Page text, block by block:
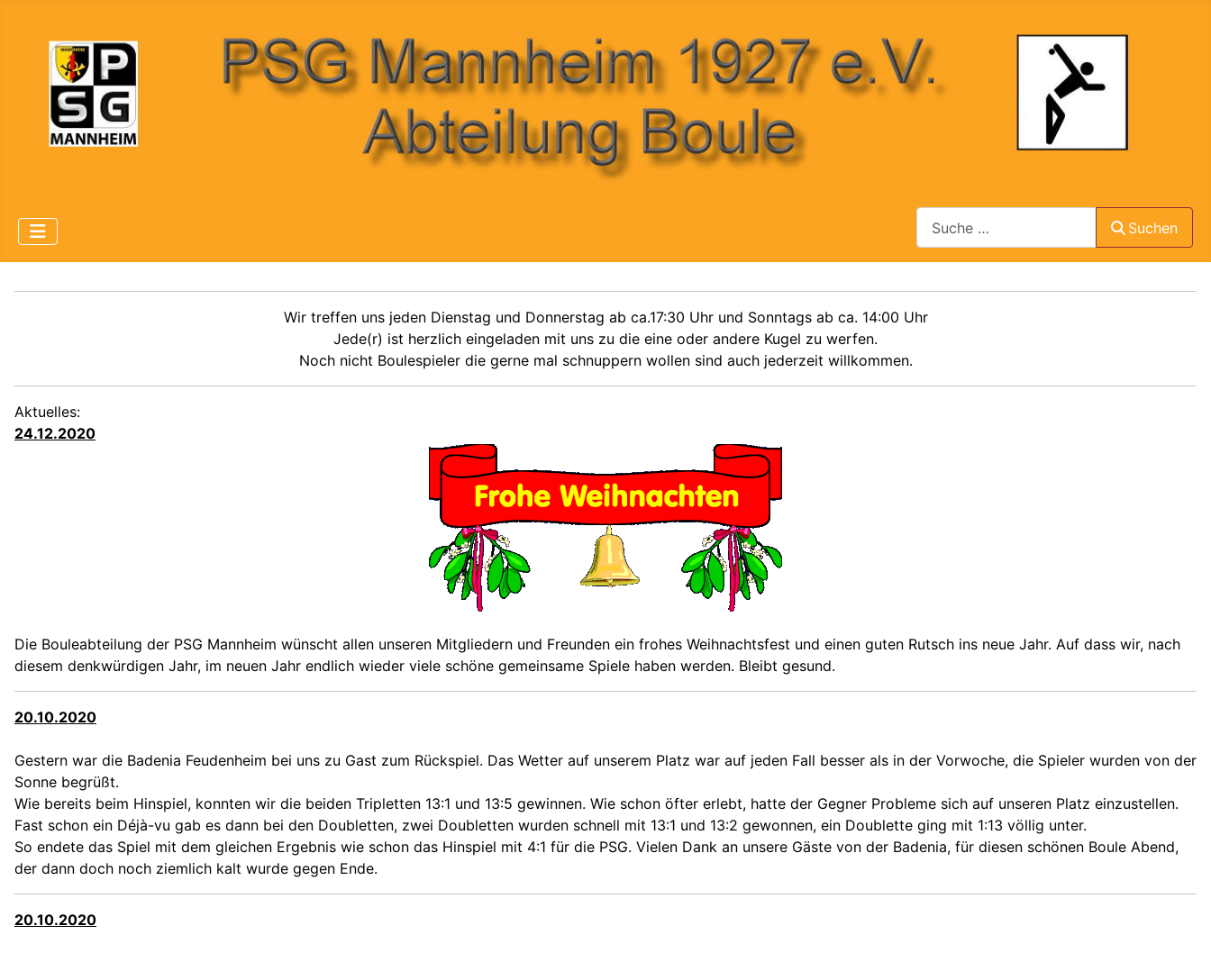
Suchen
Suchen
Wir treffen uns jeden Dienstag und Donnerstag ab ca.17:30 Uhr und Sonntags ab ca. 14:00 Uhr
Jede(r) ist herzlich eingeladen mit uns zu die eine oder andere Kugel zu werfen.
Noch nicht Boulespieler die gerne mal schnuppern wollen sind auch jederzeit willkommen.
Aktuelles:
24.12.2020
Die Bouleabteilung der PSG Mannheim wünscht allen unseren Mitgliedern und Freunden ein frohes Weihnachtsfest und einen guten Rutsch ins neue Jahr. Auf dass wir, nach
diesem denkwürdigen Jahr, im neuen Jahr endlich wieder viele schöne gemeinsame Spiele haben werden. Bleibt gesund.
20.10.2020
Gestern war die Badenia Feudenheim bei uns zu Gast zum Rückspiel. Das Wetter auf unserem Platz war auf jeden Fall besser als in der Vorwoche, die Spieler wurden von der
Sonne begrüßt.
Wie bereits beim Hinspiel, konnten wir die beiden Tripletten 13:1 und 13:5 gewinnen. Wie schon öfter erlebt, hatte der Gegner Probleme sich auf unseren Platz einzustellen.
Fast schon ein Déjà-vu gab es dann bei den Doubletten, zwei Doubletten wurden schnell mit 13:1 und 13:2 gewonnen, ein Doublette ging mit 1:13 völlig unter.
So endete das Spiel mit dem gleichen Ergebnis wie schon das Hinspiel mit 4:1 für die PSG. Vielen Dank an unsere Gäste von der Badenia, für diesen schönen Boule Abend,
der dann doch noch ziemlich kalt wurde gegen Ende.
20.10.2020